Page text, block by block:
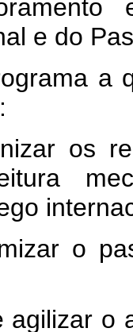
e do
a
o